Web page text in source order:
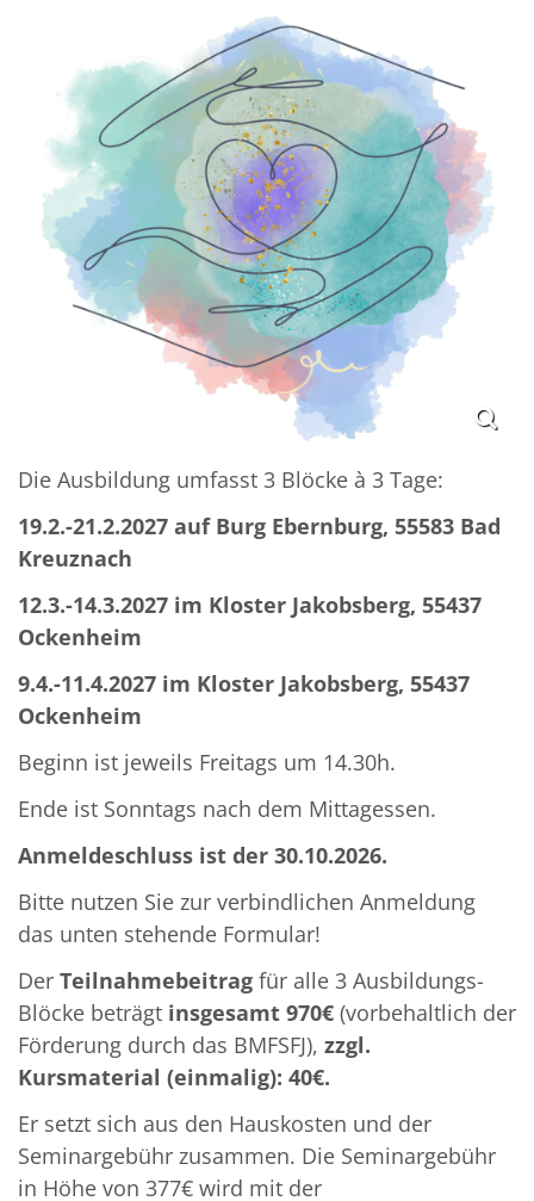
Die Ausbildung umfasst 3 Blöcke à 3 Tage:
19.2.-21.2.2027 auf Burg Ebernburg, 55583 Bad
Kreuznach
12.3.-14.3.2027 im Kloster Jakobsberg, 55437
Ockenheim
9.4.-11.4.2027 im Kloster Jakobsberg, 55437
Ockenheim
Beginn ist jeweils Freitags um 14.30h.
Ende ist Sonntags nach dem Mittagessen.
Anmeldeschluss ist der 30.10.2026.
Bitte nutzen Sie zur verbindlichen Anmeldung
das unten stehende Formular!
Der Teilnahmebeitrag für alle 3 Ausbildungs-
Blöcke beträgt insgesamt 970€ (vorbehaltlich der
Förderung durch das BMFSFJ), zzgl.
Kursmaterial (einmalig): 40€.
Er setzt sich aus den Hauskosten und der
Seminargebühr zusammen. Die Seminargebühr
in Höhe von 377€ wird mit der